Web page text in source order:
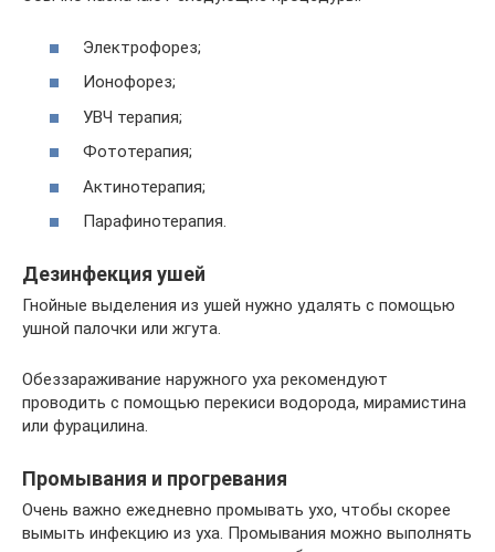
Электрофорез;
Ионофорез;
УВЧ терапия;
Фототерапия;
Актинотерапия;
Парафинотерапия.
Дезинфекция ушей
Гнойные выделения из ушей нужно удалять с помощью
ушной палочки или жгута.
Обеззараживание наружного уха рекомендуют
проводить с помощью перекиси водорода, мирамистина
или фурацилина.
Промывания и прогревания
Очень важно ежедневно промывать ухо, чтобы скорее
вымыть инфекцию из уха. Промывания можно выполнять